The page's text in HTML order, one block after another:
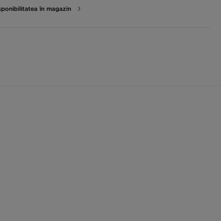
în magazin